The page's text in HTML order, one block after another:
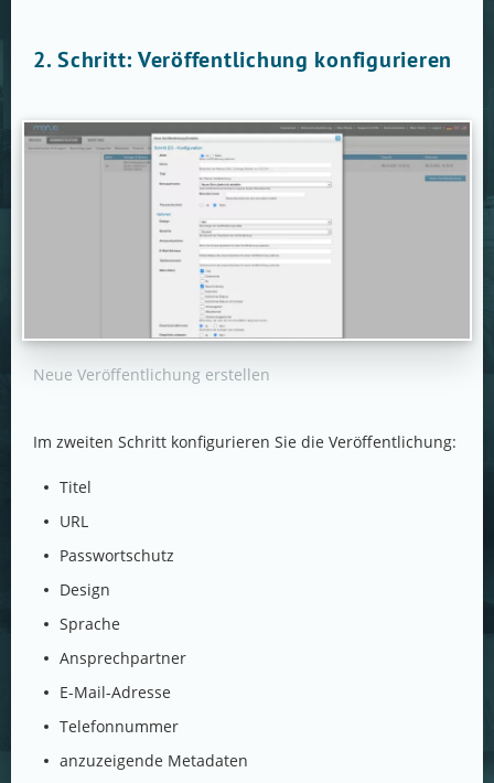
2. Schritt: Veröffentlichung konfigurieren
Neue Veröffentlichung erstellen
Im zweiten Schritt konfigurieren Sie die Veröffentlichung:
Titel
URL
Passwortschutz
Design
Sprache
Ansprechpartner
E-Mail-Adresse
Telefonnummer
anzuzeigende Metadaten